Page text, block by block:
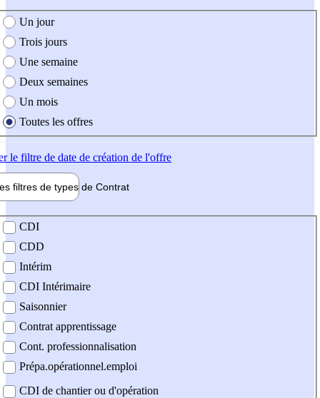
création de l'offre
Un jour
Trois jours
Une semaine
Deux semaines
Un mois
Toutes les offres
le filtre de date de création de l'offre
filtres de types de Contrat
contrat
CDI
CDD
Intérim
CDI Intérimaire
Saisonnier
Contrat apprentissage
Cont. professionnalisation
Prépa.opérationnel.emploi
CDI de chantier ou d'opération